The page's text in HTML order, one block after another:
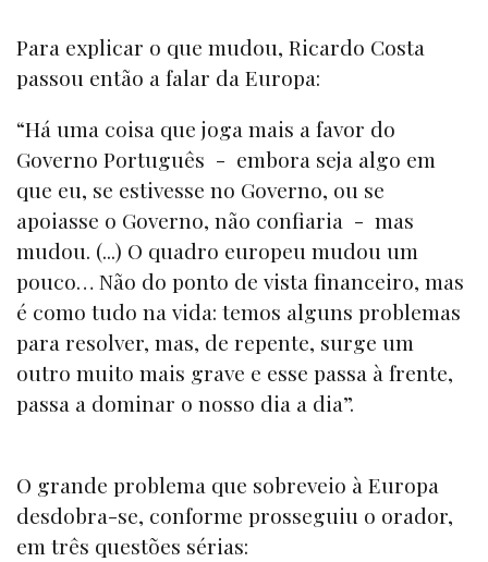
Para explicar o que mudou, Ricardo Costa
passou então a falar da Europa:
“Há uma coisa que joga mais a favor do
Governo Português - embora seja algo em
que eu, se estivesse no Governo, ou se
apoiasse o Governo, não confiaria - mas
mudou. (...) O quadro europeu mudou um
pouco… Não do ponto de vista financeiro, mas
é como tudo na vida: temos alguns problemas
para resolver, mas, de repente, surge um
outro muito mais grave e esse passa à frente,
passa a dominar o nosso dia a dia”.
O grande problema que sobreveio à Europa
desdobra-se, conforme prosseguiu o orador,
em três questões sérias: